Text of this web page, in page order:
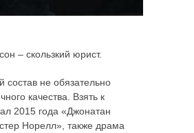
– скользкий юрист.
состав не обязательно
качества. Взять к
2015 года «Джонатан
Норелл», также драма